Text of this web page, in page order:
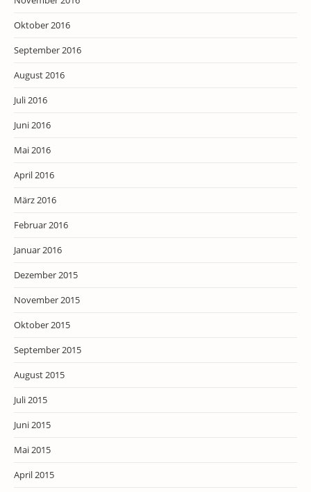
Oktober 2016
September 2016
August 2016
Juli 2016
Juni 2016
Mai 2016
April 2016
März 2016
Februar 2016
Januar 2016
Dezember 2015
November 2015
Oktober 2015
September 2015
August 2015
Juli 2015
Juni 2015
Mai 2015
April 2015